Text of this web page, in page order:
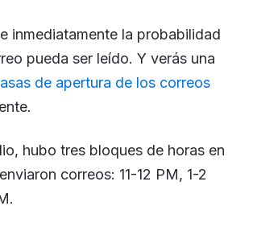
inmediatamente la probabilidad
pueda ser leído. Y verás una
de apertura de los correos
hubo tres bloques de horas en
correos: 11-12 PM, 1-2